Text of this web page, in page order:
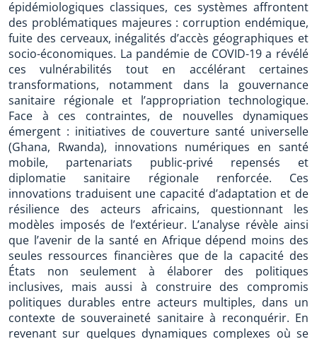
épidémiologiques classiques, ces systèmes affrontent
des problématiques majeures : corruption endémique,
fuite des cerveaux, inégalités d’accès géographiques et
socio-économiques. La pandémie de COVID-19 a révélé
ces vulnérabilités tout en accélérant certaines
transformations, notamment dans la gouvernance
sanitaire régionale et l’appropriation technologique.
Face à ces contraintes, de nouvelles dynamiques
émergent : initiatives de couverture santé universelle
(Ghana, Rwanda), innovations numériques en santé
mobile, partenariats public-privé repensés et
diplomatie sanitaire régionale renforcée. Ces
innovations traduisent une capacité d’adaptation et de
résilience des acteurs africains, questionnant les
modèles imposés de l’extérieur. L’analyse révèle ainsi
que l’avenir de la santé en Afrique dépend moins des
seules ressources financières que de la capacité des
États non seulement à élaborer des politiques
inclusives, mais aussi à construire des compromis
politiques durables entre acteurs multiples, dans un
contexte de souveraineté sanitaire à reconquérir. En
revenant sur quelques dynamiques complexes où se